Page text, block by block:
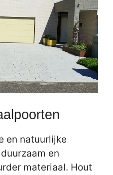
en natuurlijke
en
materiaal. Hout